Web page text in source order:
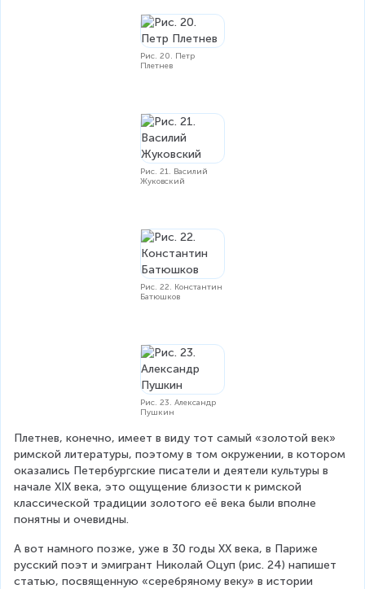
Рис. 20. Петр
Плетнев
Рис. 21. Василий
Жуковский
Рис. 22. Константин
Батюшков
Рис. 23. Александр
Пушкин
Плетнев, конечно, имеет в виду тот самый «золотой век»
римской литературы, поэтому в том окружении, в котором
оказались Петербургские писатели и деятели культуры в
начале XIX века, это ощущение близости к римской
классической традиции золотого её века были вполне
понятны и очевидны.
А вот намного позже, уже в 30 годы XX века, в Париже
русский поэт и эмигрант Николай Оцуп (рис. 24) напишет
статью, посвященную «серебряному веку» в истории